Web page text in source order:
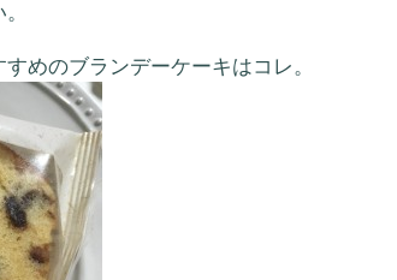
めのブランデーケーキはコレ。